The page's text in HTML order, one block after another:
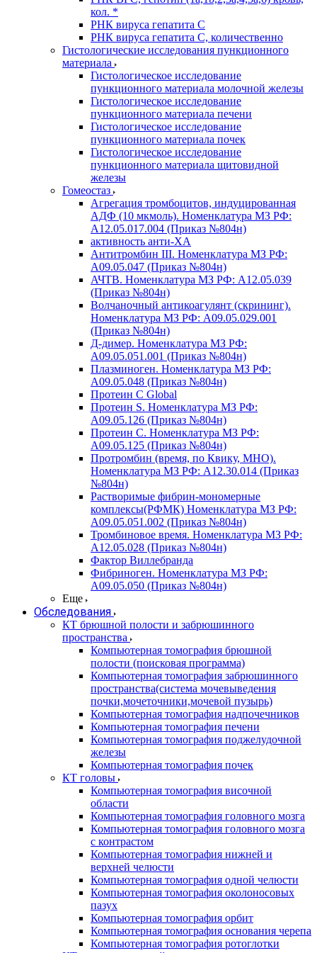
кол. *
РНК вируса гепатита C
РНК вируса гепатита C, количественно
Гистологические исследования пункционного
материала
Гистологическое исследование
пункционного материала молочной железы
Гистологическое исследование
пункционного материала печени
Гистологическое исследование
пункционного материала почек
Гистологическое исследование
пункционного материала щитовидной
железы
Гомеостаз
Агрегация тромбоцитов, индуцированная
АДФ (10 мкмоль). Номенклатура МЗ РФ:
A12.05.017.004 (Приказ №804н)
активность анти-ХА
Антитромбин III. Номенклатура МЗ РФ:
A09.05.047 (Приказ №804н)
АЧТВ. Номенклатура МЗ РФ: A12.05.039
(Приказ №804н)
Волчаночный антикоагулянт (скрининг).
Номенклатура МЗ РФ: A09.05.029.001
(Приказ №804н)
Д-димер. Номенклатура МЗ РФ:
A09.05.051.001 (Приказ №804н)
Плазминоген. Номенклатура МЗ РФ:
A09.05.048 (Приказ №804н)
Протеин C Global
Протеин S. Номенклатура МЗ РФ:
A09.05.126 (Приказ №804н)
Протеин С. Номенклатура МЗ РФ:
A09.05.125 (Приказ №804н)
Протромбин (время, по Квику, МНО).
Номенклатура МЗ РФ: A12.30.014 (Приказ
№804н)
Растворимые фибрин-мономерные
комплексы(РФМК) Номенклатура МЗ РФ:
A09.05.051.002 (Приказ №804н)
Тромбиновое время. Номенклатура МЗ РФ:
A12.05.028 (Приказ №804н)
Фактор Виллебранда
Фибриноген. Номенклатура МЗ РФ:
A09.05.050 (Приказ №804н)
Еще
Обследования
КТ брюшной полости и забрюшинного
пространства
Компьютерная томография брюшной
полости (поисковая программа)
Компьютерная томография забрюшинного
пространства(система мочевыведения
почки,мочеточники,мочевой пузырь)
Компьютерная томография надпочечников
Компьютерная томография печени
Компьютерная томография поджелудочной
железы
Компьютерная томография почек
КТ головы
Компьютерная томография височной
области
Компьютерная томография головного мозга
Компьютерная томография головного мозга
с контрастом
Компьютерная томография нижней и
верхней челюсти
Компьютерная томография одной челюсти
Компьютерная томография околоносовых
пазух
Компьютерная томография орбит
Компьютерная томография основания черепа
Компьютерная томография ротоглотки